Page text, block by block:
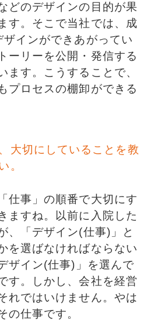
どのデザインの目的が果
す。そこで当社では、成
インができあがってい
ーリーを公開・発信する
ます。こうすることで、
プロセスの棚卸ができる
大切にしていることを教
。
仕事」の順番で大切にす
ますね。以前に入院した
、「デザイン(仕事)」と
を選ばなければならない
ザイン(仕事)」を選んで
す。しかし、会社を経営
れではいけません。やは
の仕事です。